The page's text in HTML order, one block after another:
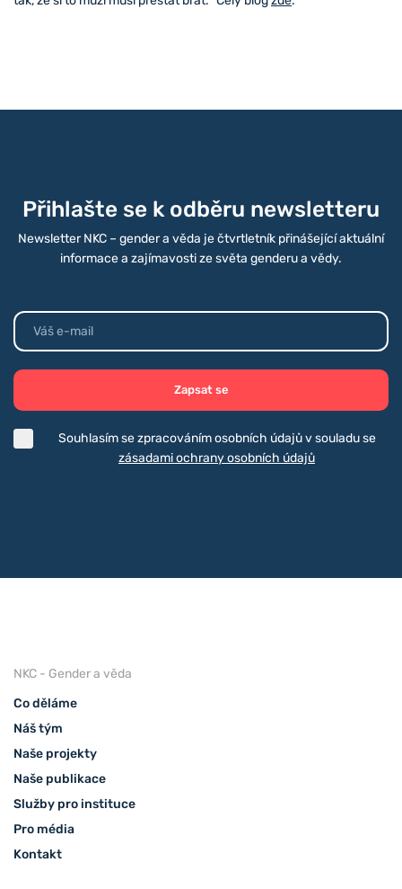
Přihlašte se k odběru newsletteru
Newsletter NKC – gender a věda je čtvrtletník přinášející aktuální
informace a zajímavosti ze světa genderu a vědy.
Zapsat se
Souhlasím se zpracováním osobních údajů v souladu se
zásadami ochrany osobních údajů
NKC - Gender a věda
Co děláme
Náš tým
Naše projekty
Naše publikace
Služby pro instituce
Pro média
Kontakt